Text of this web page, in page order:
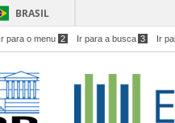
BRASIL
Ir para o menu 2 Ir para a busca 3 Ir